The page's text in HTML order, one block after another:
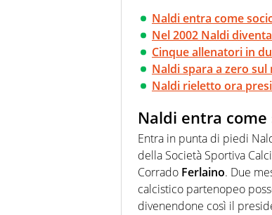
Naldi entra come
Nel 2002 Naldi
Cinque allenatori in
Naldi spara a zero
Naldi rieletto ora
Naldi entra come
Entra in punta di piedi
della Società Sportiva
Corrado Ferlaino. Due
calcistico partenopeo
divenendone così il